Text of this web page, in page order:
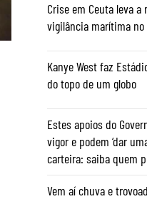
Crise em Ceuta leva a
vigilância marítima no
Kanye West faz
do topo de um globo
Estes apoios do
vigor e podem ‘dar
carteira: saiba quem
Vem aí chuva e